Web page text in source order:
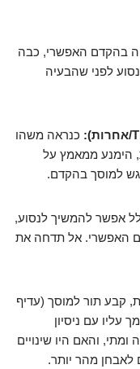
בהקדם האפשרי, כבה
לפני שהבעיה
כנראה משהו
הימנע ממאמץ על
למוסך בהקדם.
אפשר להמשיך לנסוע,
האפשרי. אל תדחה את
קבע תור למוסך (עדיף
עליו עם ניסיון
ומתי, והאם היו שינויים
מהר יותר.